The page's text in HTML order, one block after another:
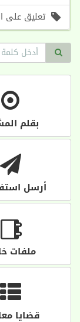
تعليق على
بقلم
أرسل
ملفات
قضايا